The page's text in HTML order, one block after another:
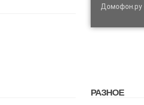
Домофон.ру
РАЗНОЕ